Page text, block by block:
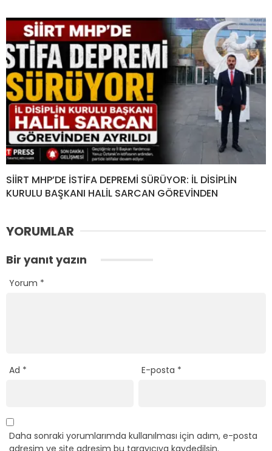
SİİRT MHP’DE İSTİFA DEPREMİ SÜRÜYOR: İL DİSİPLİN
KURULU BAŞKANI HALİL SARCAN GÖREVİNDEN
YORUMLAR
Bir yanıt yazın
Yorum *
Ad * E-posta *
Daha sonraki yorumlarımda kullanılması için adım, e-posta